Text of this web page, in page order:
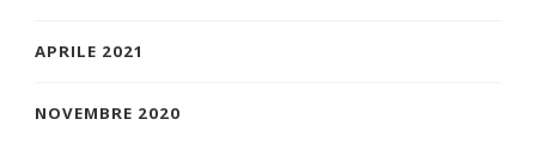
APRILE 2021
NOVEMBRE 2020